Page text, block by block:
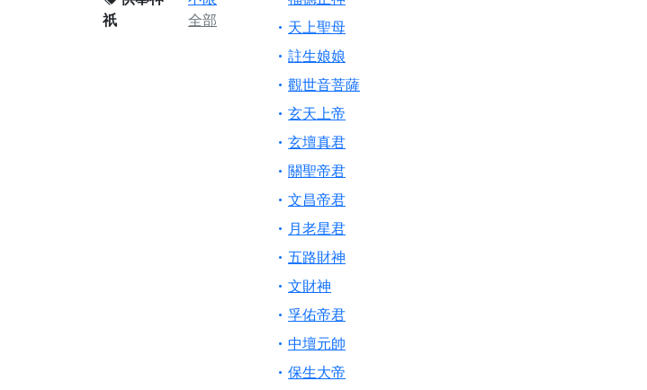
祇
全部
天上聖母
註生娘娘
觀世音菩薩
玄天上帝
玄壇真君
關聖帝君
文昌帝君
月老星君
五路財神
文財神
孚佑帝君
中壇元帥
保生大帝